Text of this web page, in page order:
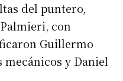
del puntero,
con
Guillermo
mecánicos y Daniel